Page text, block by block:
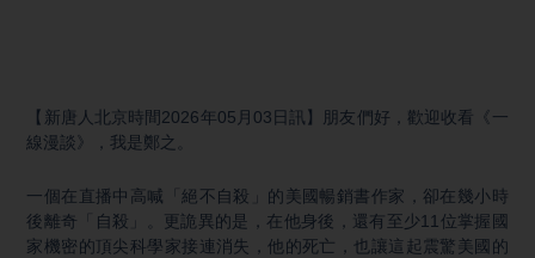
【新唐人北京時間2026年05月03日訊】朋友們好，歡迎收看《一
線漫談》，我是鄭之。
一個在直播中高喊「絕不自殺」的美國暢銷書作家，卻在幾小時
後離奇「自殺」。更詭異的是，在他身後，還有至少11位掌握國
家機密的頂尖科學家接連消失，他的死亡，也讓這起震驚美國的